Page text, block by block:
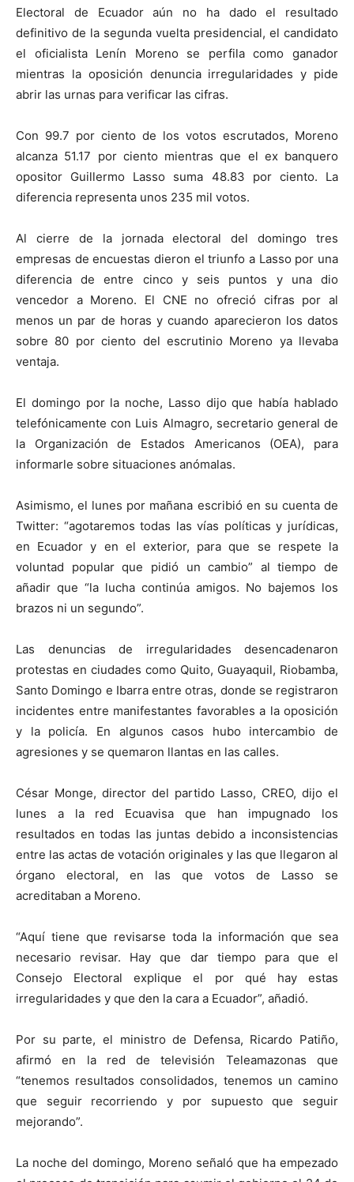
Electoral de Ecuador aún no ha dado el resultado
definitivo de la segunda vuelta presidencial, el candidato
el oficialista Lenín Moreno se perfila como ganador
mientras la oposición denuncia irregularidades y pide
abrir las urnas para verificar las cifras.
Con 99.7 por ciento de los votos escrutados, Moreno
alcanza 51.17 por ciento mientras que el ex banquero
opositor Guillermo Lasso suma 48.83 por ciento. La
diferencia representa unos 235 mil votos.
Al cierre de la jornada electoral del domingo tres
empresas de encuestas dieron el triunfo a Lasso por una
diferencia de entre cinco y seis puntos y una dio
vencedor a Moreno. El CNE no ofreció cifras por al
menos un par de horas y cuando aparecieron los datos
sobre 80 por ciento del escrutinio Moreno ya llevaba
ventaja.
El domingo por la noche, Lasso dijo que había hablado
telefónicamente con Luis Almagro, secretario general de
la Organización de Estados Americanos (OEA), para
informarle sobre situaciones anómalas.
Asimismo, el lunes por mañana escribió en su cuenta de
Twitter: “agotaremos todas las vías políticas y jurídicas,
en Ecuador y en el exterior, para que se respete la
voluntad popular que pidió un cambio” al tiempo de
añadir que “la lucha continúa amigos. No bajemos los
brazos ni un segundo”.
Las denuncias de irregularidades desencadenaron
protestas en ciudades como Quito, Guayaquil, Riobamba,
Santo Domingo e Ibarra entre otras, donde se registraron
incidentes entre manifestantes favorables a la oposición
y la policía. En algunos casos hubo intercambio de
agresiones y se quemaron llantas en las calles.
César Monge, director del partido Lasso, CREO, dijo el
lunes a la red Ecuavisa que han impugnado los
resultados en todas las juntas debido a inconsistencias
entre las actas de votación originales y las que llegaron al
órgano electoral, en las que votos de Lasso se
acreditaban a Moreno.
“Aquí tiene que revisarse toda la información que sea
necesario revisar. Hay que dar tiempo para que el
Consejo Electoral explique el por qué hay estas
irregularidades y que den la cara a Ecuador”, añadió.
Por su parte, el ministro de Defensa, Ricardo Patiño,
afirmó en la red de televisión Teleamazonas que
“tenemos resultados consolidados, tenemos un camino
que seguir recorriendo y por supuesto que seguir
mejorando”.
La noche del domingo, Moreno señaló que ha empezado